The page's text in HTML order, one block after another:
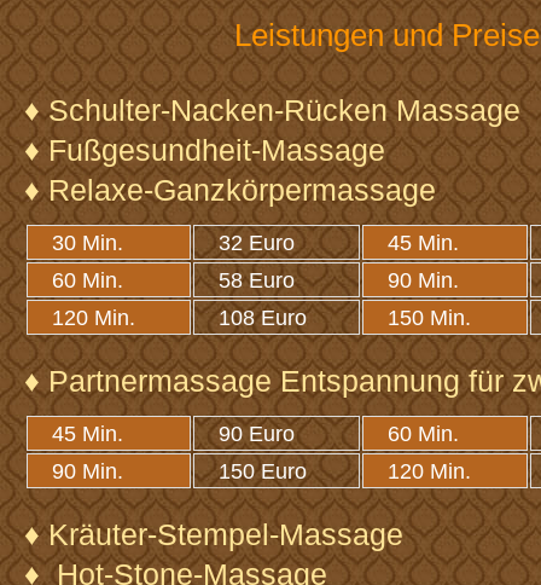
Leistungen und Preise
♦ Schulter-Nacken-Rücken Massage
♦ Fußgesundheit-Massage
♦ Relaxe-Ganzkörpermassage
30 Min. 32 Euro
45 Min.
60 Min.
58 Euro
90 Min.
120 Min.
108 Euro 150 Min.
♦ Partnermassage Entspannung für
45 Min. 90 Euro
60 Min.
90 Min.
150 Euro 120 Min.
♦ Kräuter-Stempel-Massage
♦ Hot-Stone-Massage